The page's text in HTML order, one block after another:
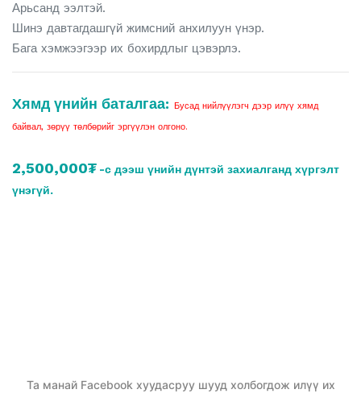
Арьсанд ээлтэй.
Шинэ давтагдашгүй жимсний анхилуун үнэр.
Бага хэмжээгээр их бохирдлыг цэвэрлэ.
Хямд үнийн баталгаа: Бусад нийлүүлэгч дээр илүү хямд
байвал, зөрүү төлбөрийг эргүүлэн олгоно.
2,500,000₮ -с дээш үнийн дүнтэй захиалганд хүргэлт
үнэгүй.
Та манай Facebook хуудасруу шууд холбогдож илүү их